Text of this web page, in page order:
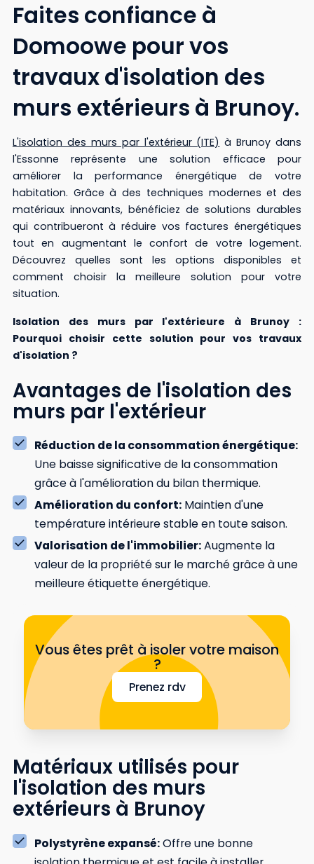
Faites confiance à
Domoowe pour vos
travaux d'isolation des
murs extérieurs à Brunoy.
L'isolation des murs par l'extérieur (ITE) à Brunoy dans
l'Essonne représente une solution efficace pour
améliorer la performance énergétique de votre
habitation. Grâce à des techniques modernes et des
matériaux innovants, bénéficiez de solutions durables
qui contribueront à réduire vos factures énergétiques
tout en augmentant le confort de votre logement.
Découvrez quelles sont les options disponibles et
comment choisir la meilleure solution pour votre
situation.
Isolation des murs par l'extérieure à Brunoy :
Pourquoi choisir cette solution pour vos travaux
d'isolation ?
Avantages de l'isolation des
murs par l'extérieur
Réduction de la consommation énergétique:
Une baisse significative de la consommation
grâce à l'amélioration du bilan thermique.
Amélioration du confort: Maintien d'une
température intérieure stable en toute saison.
Valorisation de l'immobilier:Augmente la
valeur de la propriété sur le marché grâce à une
meilleure étiquette énergétique.
Vous êtes prêt à isoler votre maison
?
Prenez rdv
Matériaux utilisés pour
l'isolation des murs
extérieurs à Brunoy
Polystyrène expansé:Offre une bonne